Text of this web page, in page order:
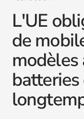
L'UE
de
modèles